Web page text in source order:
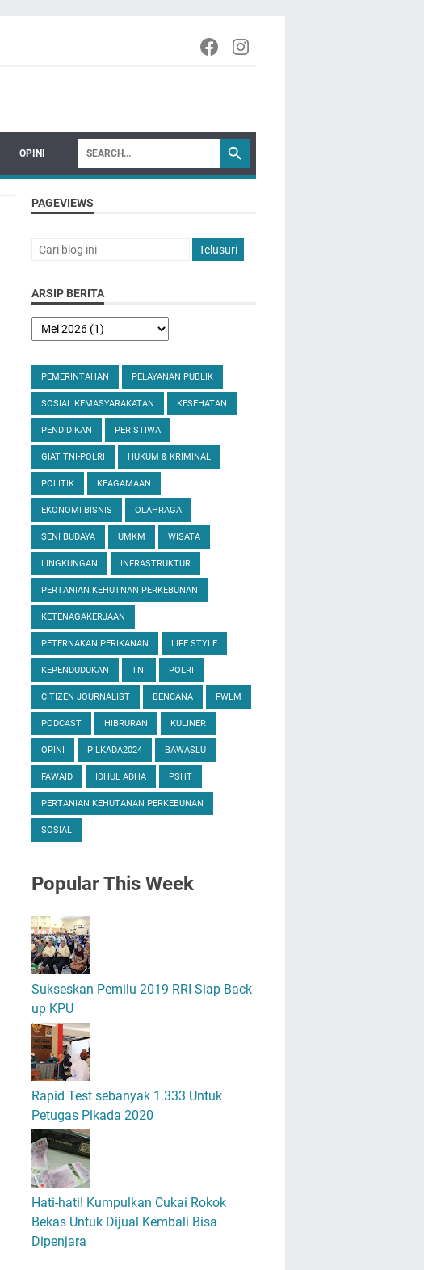
OPINI
PAGEVIEWS
ARSIP BERITA
PEMERINTAHAN PELAYANAN PUBLIK
SOSIAL KEMASYARAKATAN KESEHATAN
PENDIDIKAN PERISTIWA
GIAT TNI-POLRI HUKUM & KRIMINAL
POLITIK KEAGAMAAN
EKONOMI BISNIS OLAHRAGA
SENI BUDAYA UMKM WISATA
LINGKUNGAN INFRASTRUKTUR
PERTANIAN KEHUTNAN PERKEBUNAN
KETENAGAKERJAAN
PETERNAKAN PERIKANAN LIFE STYLE
KEPENDUDUKAN TNI POLRI
CITIZEN JOURNALIST BENCANA FWLM
PODCAST HIBRURAN KULINER
OPINI PILKADA2024 BAWASLU
FAWAID IDHUL ADHA PSHT
PERTANIAN KEHUTANAN PERKEBUNAN
SOSIAL
PopularThis Week
Sukseskan Pemilu 2019 RRI Siap Back
up KPU
Rapid Test sebanyak 1.333 Untuk
Petugas Plkada 2020
Hati-hati! Kumpulkan Cukai Rokok
Bekas Untuk Dijual Kembali Bisa
Dipenjara